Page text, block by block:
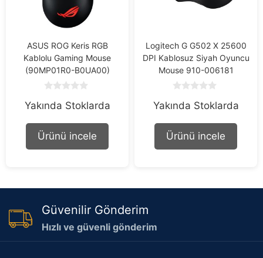
ASUS ROG Keris RGB
Kablolu Gaming Mouse
(90MP01R0-B0UA00)
o
t
f
Yakında Stoklarda
Ürünü incele
Logitech G G502 X 25600
DPI Kablosuz Siyah Oyuncu
Mouse 910-006181
o
t
f
Yakında Stoklarda
Ürünü incele
Güvenilir Gönderim
Hızlı ve güvenli gönderim